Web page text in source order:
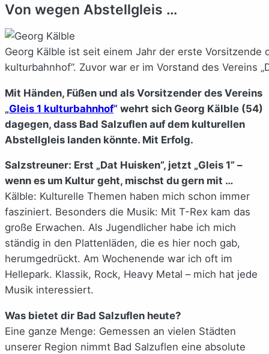
Von wegen Abstellgleis …
Georg Kälble ist seit einem Jahr der erste Vorsitzende
kulturbahnhof”. Zuvor war er im Vorstand des Vereins
Mit Händen, Füßen und als Vorsitzender des Vereins
„Gleis 1 kulturbahnhof” wehrt sich Georg Kälble (54)
dagegen, dass Bad Salzuflen auf dem kulturellen
Abstellgleis landen könnte. Mit Erfolg.
Salzstreuner: Erst „Dat Huisken”, jetzt „Gleis 1” –
wenn es um Kultur geht, mischst du gern mit …
Kälble: Kulturelle Themen haben mich schon immer
fasziniert. Besonders die Musik: Mit T-Rex kam das
große Erwachen. Als Jugendlicher habe ich mich
ständig in den Plattenläden, die es hier noch gab,
herumgedrückt. Am Wochenende war ich oft im
Hellepark. Klassik, Rock, Heavy Metal – mich hat jede
Musik interessiert.
Was bietet dir Bad Salzuflen heute?
Eine ganze Menge: Gemessen an vielen Städten
unserer Region nimmt Bad Salzuflen eine absolute